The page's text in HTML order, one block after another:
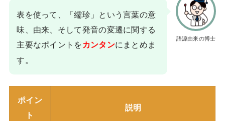
語源由来の博士
表を使って、「繻珍」という言葉の意
味、由来、そして発音の変遷に関する
主要なポイントをカンタンにまとめま
す。
ポイン
ト
説明